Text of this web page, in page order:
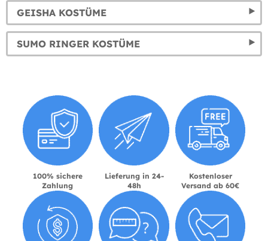
GEISHA KOSTÜME
SUMO RINGER KOSTÜME
100% sichere
Zahlung
Lieferung in 24-
48h
Kostenloser
Versand ab 60€